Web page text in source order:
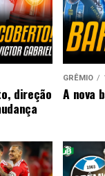
direção
GRÊMIO
A nova